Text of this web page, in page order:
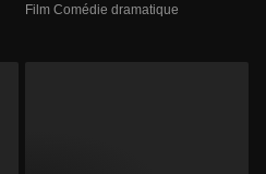
Film Comédie dramatique